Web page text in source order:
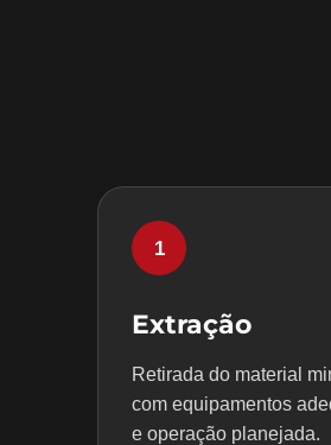
1
Extração
Retirada do material
com equipamentos
e operação planejada.